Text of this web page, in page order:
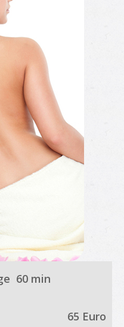
60 min
65 Euro